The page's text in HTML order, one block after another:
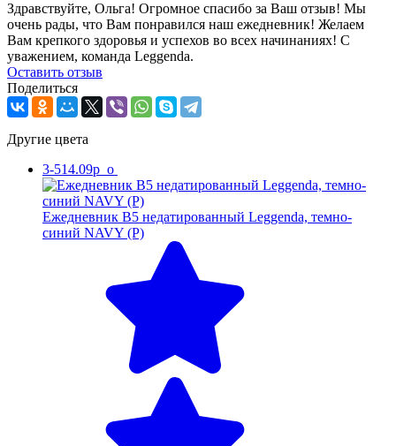
Здравствуйте, Ольга! Огромное спасибо за Ваш отзыв! Мы
очень рады, что Вам понравился наш ежедневник! Желаем
Вам крепкого здоровья и успехов во всех начинаниях! С
уважением, команда Leggenda.
Оcтавить отзыв
Поделиться
Другие цвета
3-514.09p_o
Ежедневник В5 недатированный Leggenda, темно-
синий NAVY (Р)